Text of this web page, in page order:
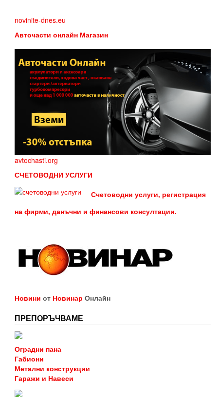
novinite-dnes.eu
Авточасти онлайн Магазин
avtochasti.org
СЧЕТОВОДНИ УСЛУГИ
Счетоводни услуги, регистрация
на фирми, данъчни и финансови консултации.
Новини от Новинар Онлайн
ПРЕПОРЪЧВАМЕ
Оградни пана
Габиони
Метални конструкции
Гаражи и Навеси